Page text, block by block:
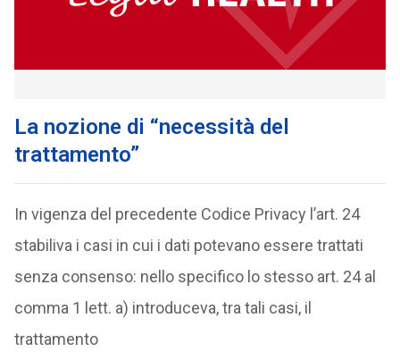
La nozione di “necessità del
trattamento”
In vigenza del precedente Codice Privacy l’art. 24
stabiliva i casi in cui i dati potevano essere trattati
senza consenso: nello specifico lo stesso art. 24 al
comma 1 lett. a) introduceva, tra tali casi, il
trattamento